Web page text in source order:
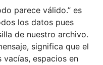
parece válido.” es
los datos pues
de nuestro archivo.
significa que el
espacios en